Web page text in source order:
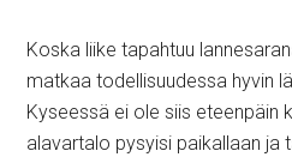
Koska liike tapahtuu
matkaa todellisuudessa hyvin
Kyseessä ei ole siis eteenpäin
alavartalo pysyisi paikallaan ja